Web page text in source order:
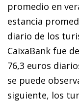
promedio en
estancia
diario de los
CaixaBank fue
76,3 euros
se puede
siguiente, los